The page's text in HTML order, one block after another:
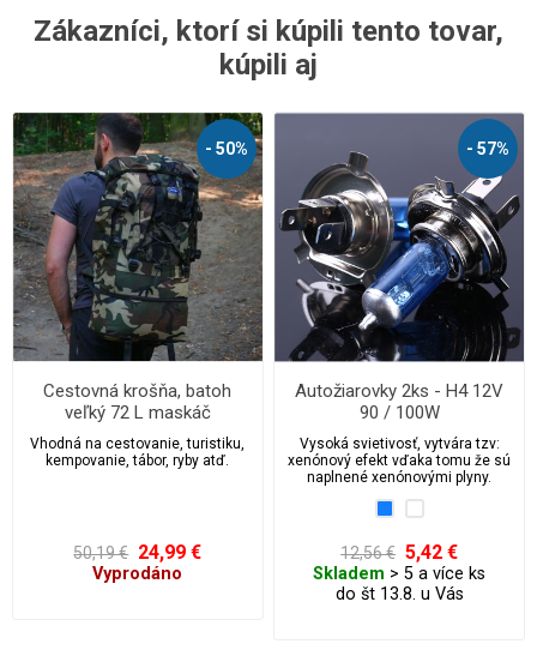
Zákazníci, ktorí si kúpili tento tovar,
kúpili aj
- 50%
Cestovná krošňa, batoh
veľký 72 L maskáč
Vhodná na cestovanie, turistiku,
kempovanie, tábor, ryby atď.
50,19 € 24,99 €
Vyprodáno
- 57%
Autožiarovky 2ks - H4 12V
90 / 100W
Vysoká svietivosť, vytvára tzv:
xenónový efekt vďaka tomu že sú
naplnené xenónovými plyny.
12,56 € 5,42 €
Skladem > 5 a více ks
do št 13.8. u Vás